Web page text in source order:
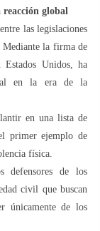
global
las legislaciones
Mediante la firma de
Unidos, ha
en la era de la
en una lista de
primer ejemplo de
física.
defensores de los
civil que buscan
únicamente de los